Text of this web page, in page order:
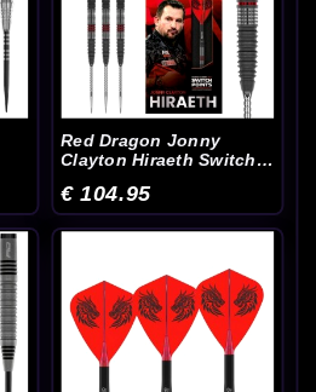
Red Dragon Jonny
Clayton Hiraeth Switch
€ 104.95